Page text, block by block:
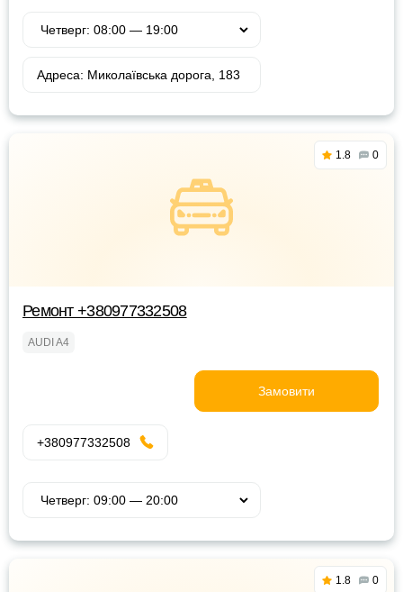
Адреса: Миколаївська дорога, 183
1.8 0
Ремонт +380977332508
AUDI A4
Замовити
+380977332508
1.8 0